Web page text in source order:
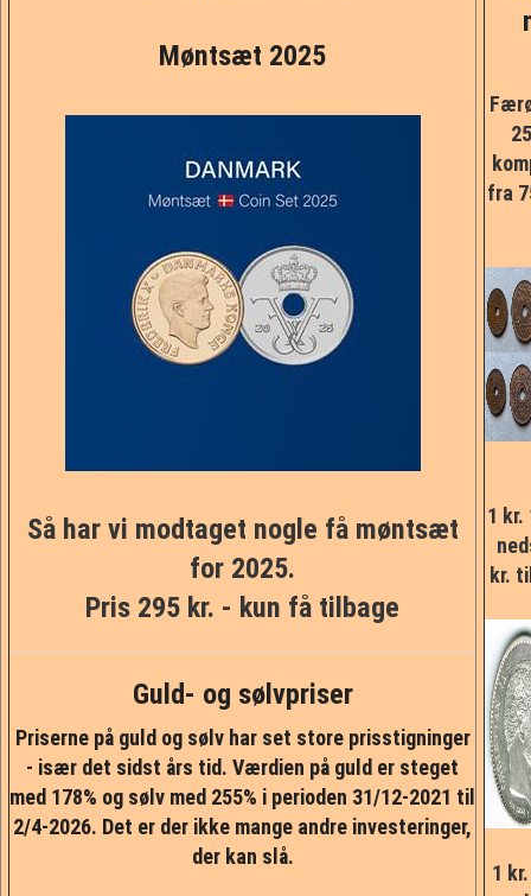
MARKED
VILKÅR
SØGNING
Møntsæt 2025
Så har vi modtaget nogle få møntsæt
for 2025.
Pris 295 kr. - kun få tilbage
Guld- og sølvpriser
Priserne på guld og sølv har set store prisstigninger
- især det sidst års tid. Værdien på guld er steget
med 178% og sølv med 255% i perioden 31/12-2021 til
2/4-2026. Det er der ikke mange andre investeringer,
der kan slå.
fra
1 kr.
kr.
1